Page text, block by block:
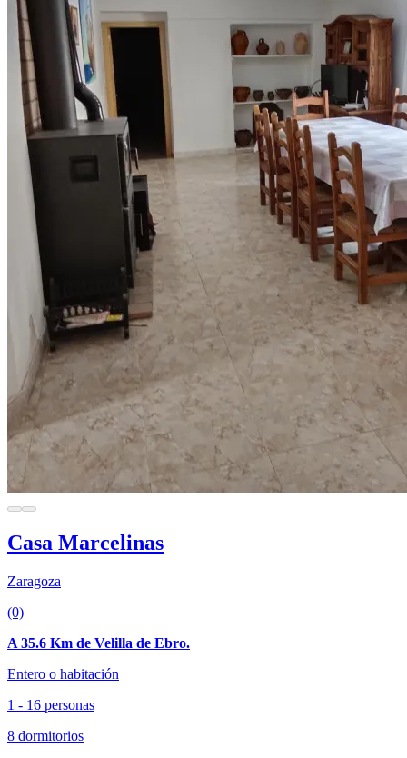
Casa Marcelinas
Zaragoza
(0)
A 35.6 Km de Velilla de Ebro.
Entero o habitación
1 - 16 personas
8 dormitorios